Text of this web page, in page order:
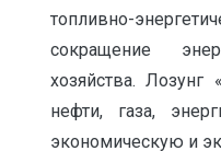
топливно-
сокращение
хозяйства.
нефти, газа,
экономическую и